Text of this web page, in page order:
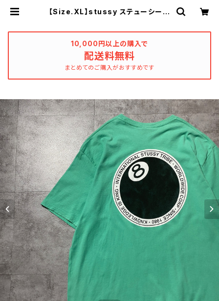
【Size.XL】stussy ステューシー
_katharsis
10,000円以上の購入で
配送料無料
まとめてのご購入がおすすめです